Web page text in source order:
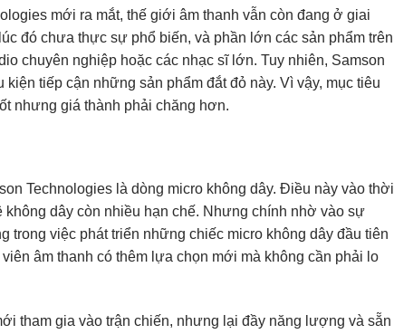
mới ra mắt, thế giới âm thanh vẫn còn đang ở giai
đó chưa thực sự phổ biến, và phần lớn các sản phẩm trên
chuyên nghiệp hoặc các nhạc sĩ lớn. Tuy nhiên, Samson
tiếp cận những sản phẩm đắt đỏ này. Vì vậy, mục tiêu
nhưng giá thành phải chăng hơn.
Technologies là dòng micro không dây. Điều này vào thời
dây còn nhiều hạn chế. Nhưng chính nhờ vào sự
trong việc phát triển những chiếc micro không dây đầu tiên
âm thanh có thêm lựa chọn mới mà không cần phải lo
tham gia vào trận chiến, nhưng lại đầy năng lượng và sẵn